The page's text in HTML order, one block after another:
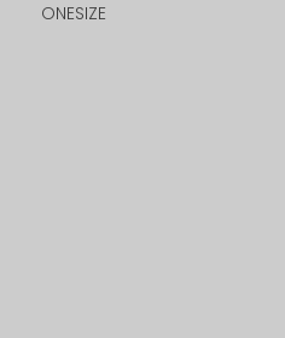
ONESIZE